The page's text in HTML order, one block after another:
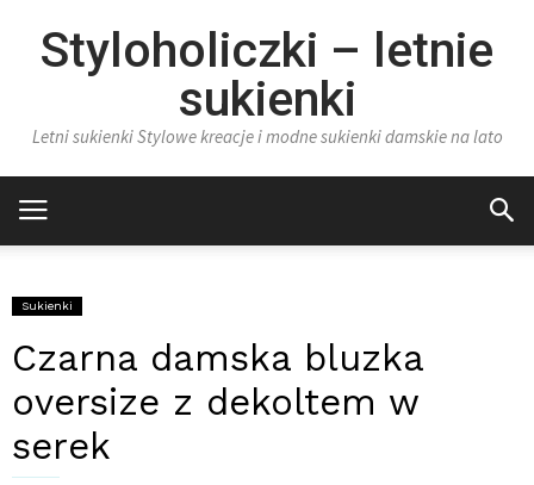
Styloholiczki – letnie
sukienki
Letni sukienki Stylowe kreacje i modne sukienki damskie na lato
Sukienki
Czarna damska bluzka
oversize z dekoltem w
serek